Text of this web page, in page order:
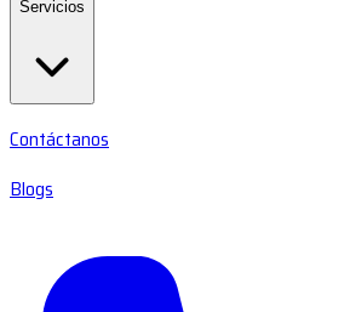
Servicios
Contáctanos
Blogs